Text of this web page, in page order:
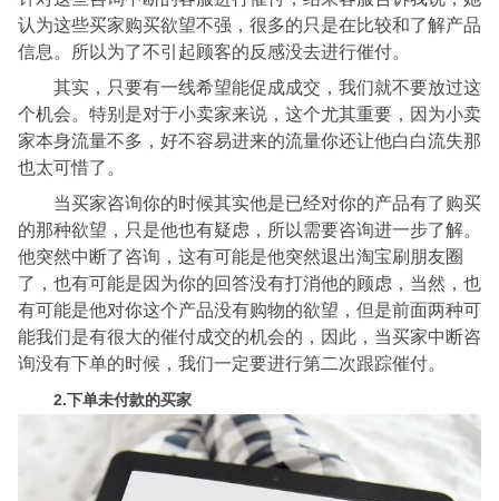
认为这些买家购买欲望不强，很多的只是在比较和了解产品
信息。所以为了不引起顾客的反感没去进行催付。
其实，只要有一线希望能促成成交，我们就不要放过这
个机会。特别是对于小卖家来说，这个尤其重要，因为小卖
家本身流量不多，好不容易进来的流量你还让他白白流失那
也太可惜了。
当买家咨询你的时候其实他是已经对你的产品有了购买
的那种欲望，只是他也有疑虑，所以需要咨询进一步了解。
他突然中断了咨询，这有可能是他突然退出淘宝刷朋友圈
了，也有可能是因为你的回答没有打消他的顾虑，当然，也
有可能是他对你这个产品没有购物的欲望，但是前面两种可
能我们是有很大的催付成交的机会的，因此，当买家中断咨
询没有下单的时候，我们一定要进行第二次跟踪催付。
2.下单未付款的买家